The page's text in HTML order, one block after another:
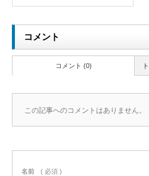
コメント
コメント (0)
この記事へのコメントはありません。
名前 ( 必須 )